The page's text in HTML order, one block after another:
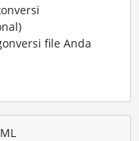
file Anda